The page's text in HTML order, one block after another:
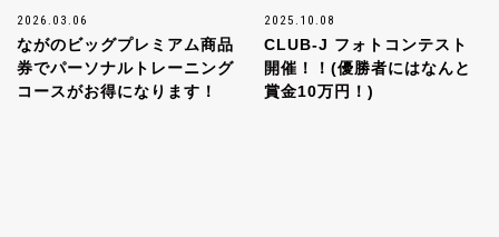
2026.03.06
ながのビッグプレミアム商品
券でパーソナルトレーニング
コースがお得になります！
2025.10.08
CLUB-J フォトコンテスト
開催！！(優勝者にはなんと
賞金10万円！)